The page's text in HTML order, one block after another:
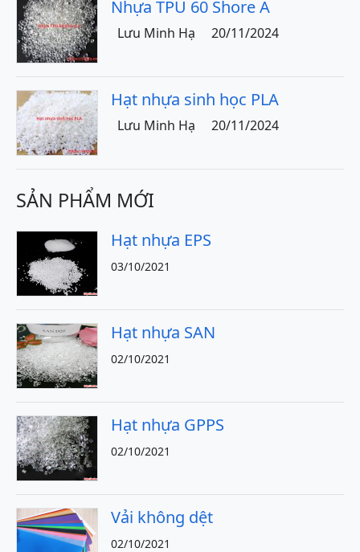
Nhựa TPU 60 Shore A
Lưu Minh Hạ 20/11/2024
Hạt nhựa sinh học PLA
Lưu Minh Hạ 20/11/2024
SẢN PHẨM MỚI
Hạt nhựa EPS
03/10/2021
Hạt nhựa SAN
02/10/2021
Hạt nhựa GPPS
02/10/2021
Vải không dệt
02/10/2021